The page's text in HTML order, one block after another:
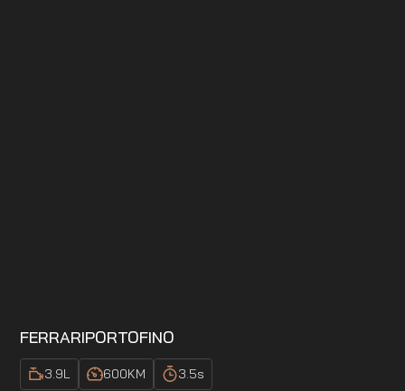
FERRARIPORTOFINO
3.9L 600KM 3.5s